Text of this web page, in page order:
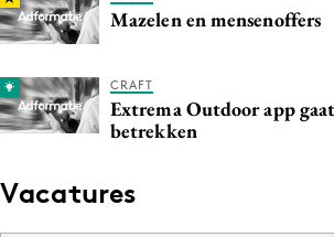
Mazelen en mensenoffers
CRAFT
Extrema Outdoor app
betrekken
Vacatures